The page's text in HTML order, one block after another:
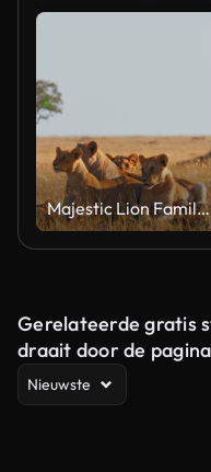
Majestic Lion Family Relaxing in Natural Habitat Under Soft Light
Gerelateerde gratis
draait door de
Nieuwste